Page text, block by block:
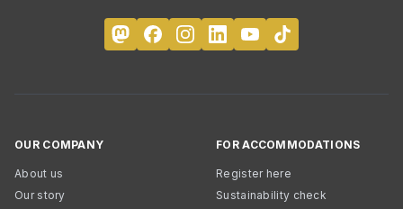
OUR COMPANY
About us
Our story
FOR ACCOMMODATIONS
Register here
Sustainability check